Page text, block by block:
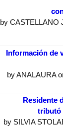
by CASTELLANO
Información de
byANALAURA
Residente
tributó
by SILVIA